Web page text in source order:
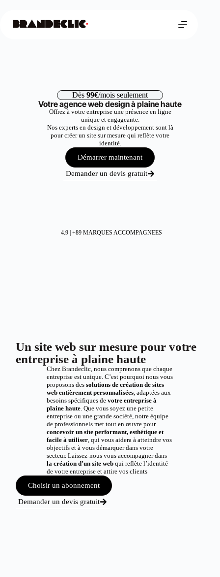
Dès 99€/mois seulement
Votre agence web design à plaine haute
Offrez à votre entreprise une présence en ligne
unique et engageante.
Nos experts en design et développement sont là
pour créer un site sur mesure qui reflète votre
identité.
Démarrer maintenant
Demander un devis gratuit
4.9 | +89 MARQUES ACCOMPAGNEES
Un site web sur mesure pour votre
entreprise à plaine haute
Chez Brandeclic, nous comprenons que chaque
entreprise est unique. C’est pourquoi nous vous
proposons des solutions de création de sites
web entièrement personnalisées, adaptées aux
besoins spécifiques de votre entreprise à
plaine haute. Que vous soyez une petite
entreprise ou une grande société, notre équipe
de professionnels met tout en œuvre pour
concevoir un site performant, esthétique et
facile à utiliser, qui vous aidera à atteindre vos
objectifs et à vous démarquer dans votre
secteur. Laissez-nous vous accompagner dans
la création d’un site webqui reflète l’identité
de votre entreprise et attire vos clients
Choisir un abonnement
Demander un devis gratuit